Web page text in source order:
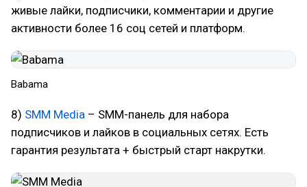
живые лайки, подписчики, комментарии и другие
активности более 16 соц сетей и платформ.
Babama
8) SMM Media – SMM-панель для набора
подписчиков и лайков в социальных сетях. Есть
гарантия результата + быстрый старт накрутки.